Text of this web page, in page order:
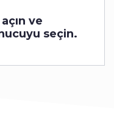
ve
seçin.